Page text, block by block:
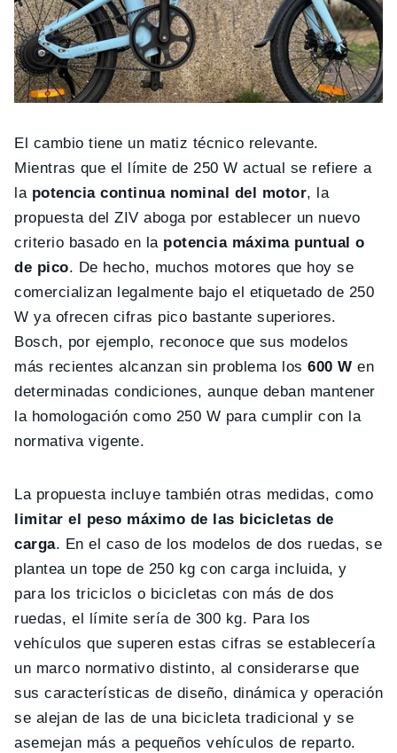
El cambio tiene un matiz técnico relevante.
Mientras que el límite de 250 W actual se refiere a
la potencia continua nominal del motor, la
propuesta del ZIV aboga por establecer un nuevo
criterio basado en la potencia máxima puntual o
de pico. De hecho, muchos motores que hoy se
comercializan legalmente bajo el etiquetado de 250
W ya ofrecen cifras pico bastante superiores.
Bosch, por ejemplo, reconoce que sus modelos
más recientes alcanzan sin problema los 600 W en
determinadas condiciones, aunque deban mantener
la homologación como 250 W para cumplir con la
normativa vigente.
La propuesta incluye también otras medidas, como
limitar el peso máximo de las bicicletas de
carga. En el caso de los modelos de dos ruedas, se
plantea un tope de 250 kg con carga incluida, y
para los triciclos o bicicletas con más de dos
ruedas, el límite sería de 300 kg. Para los
vehículos que superen estas cifras se establecería
un marco normativo distinto, al considerarse que
sus características de diseño, dinámica y operación
se alejan de las de una bicicleta tradicional y se
asemejan más a pequeños vehículos de reparto.